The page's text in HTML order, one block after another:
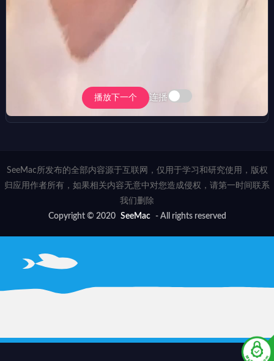
播放下一个 连播
SeeMac所发布的全部内容源于互联网，仅用于学习和研究使用，版权
归应用作者所有，如果相关内容无意中对您造成侵权，请第一时间联系
我们删除
Copyright © 2020 SeeMac - All rights reserved